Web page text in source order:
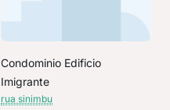
Condominio Edificio
Imigrante
rua sinimbu